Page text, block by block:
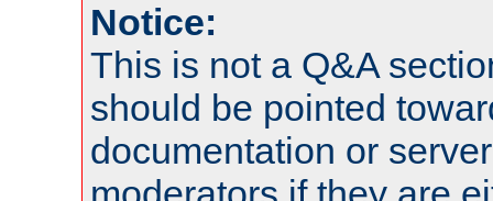
Notice:
This is not a Q&A
should be pointed
documentation or